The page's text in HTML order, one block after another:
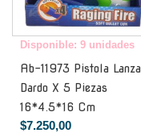
Disponible: 9 unidades
Ab-11973 Pistola Lanza
Dardo X 5 Piezas
16*4.5*16 Cm
$7.250,00